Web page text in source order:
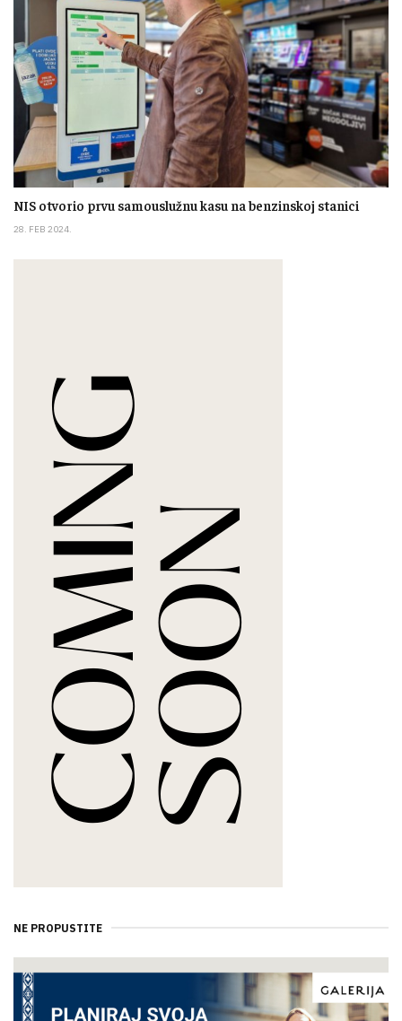
NIS otvorio prvu samouslužnu kasu na benzinskoj stanici
28. FEB 2024.
NE PROPUSTITE